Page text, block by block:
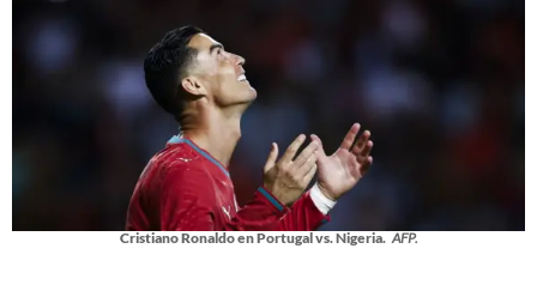
Cristiano Ronaldo en Portugal vs. Nigeria. AFP.